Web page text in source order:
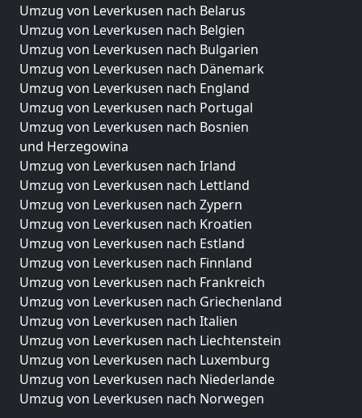
Umzug von Leverkusen nach Belarus
Umzug von Leverkusen nach Belgien
Umzug von Leverkusen nach Bulgarien
Umzug von Leverkusen nach Dänemark
Umzug von Leverkusen nach England
Umzug von Leverkusen nach Portugal
Umzug von Leverkusen nach Bosnien
und Herzegowina
Umzug von Leverkusen nach Irland
Umzug von Leverkusen nach Lettland
Umzug von Leverkusen nach Zypern
Umzug von Leverkusen nach Kroatien
Umzug von Leverkusen nach Estland
Umzug von Leverkusen nach Finnland
Umzug von Leverkusen nach Frankreich
Umzug von Leverkusen nach Griechenland
Umzug von Leverkusen nach Italien
Umzug von Leverkusen nach Liechtenstein
Umzug von Leverkusen nach Luxemburg
Umzug von Leverkusen nach Niederlande
Umzug von Leverkusen nach Norwegen